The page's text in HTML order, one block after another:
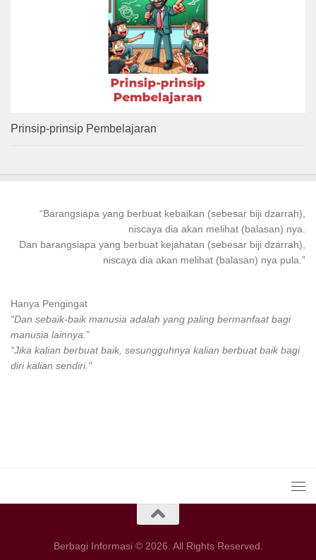
Prinsip-prinsip Pembelajaran
“Barangsiapa yang berbuat kebaikan (sebesar biji dzarrah),
niscaya dia akan melihat (balasan) nya.
Dan barangsiapa yang berbuat kejahatan (sebesar biji dzarrah),
niscaya dia akan melihat (balasan) nya pula.”
Hanya Pengingat
“Dan sebaik-baik manusia adalah yang paling bermanfaat bagi
manusia lainnya.”
“Jika kalian berbuat baik, sesungguhnya kalian berbuat baik bagi
diri kalian sendiri."
Berbagi Informasi © 2026. All Rights Reserved.